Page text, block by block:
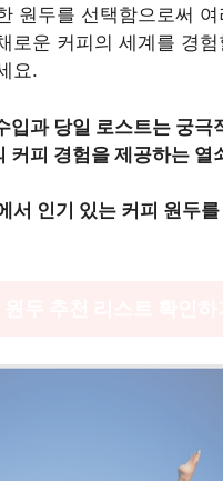
원두를 선택함으로써 여
로운 커피의 세계를 경험
요.
입과 당일 로스트는 궁극
커피 경험을 제공하는 열
서 인기 있는 커피 원두를